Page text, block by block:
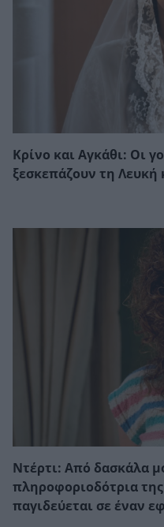
Κρίνο και Αγκάθι: Οι
ξεσκεπάζουν τη Λευκή
Ντέρτι: Από δασκάλα
πληροφοριοδότρια
παγιδεύεται σε έναν